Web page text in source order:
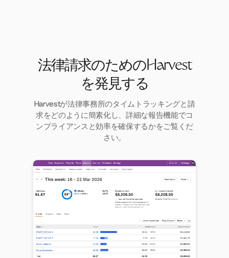
法律請求のためのHarvest
を発見する
Harvestが法律事務所のタイムトラッキングと請
求をどのように簡素化し、詳細な報告機能でコ
ンプライアンスと効率を確保するかをご覧くだ
さい。